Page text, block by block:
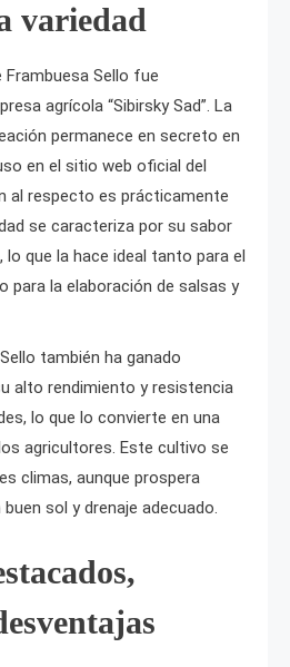
variedad
Sello fue
agrícola “Sibirsky Sad”. La
permanece en secreto en
en el sitio web oficial del
al respecto es prácticamente
se caracteriza por su sabor
lo que la hace ideal tanto para el
la elaboración de salsas y
también ha ganado
alto rendimiento y resistencia
lo que lo convierte en una
agricultores. Este cultivo se
climas, aunque prospera
sol y drenaje adecuado.